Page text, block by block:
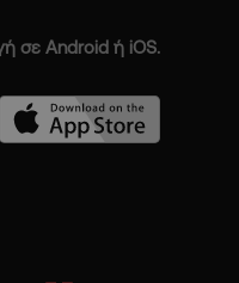
σε Android ή iOS.